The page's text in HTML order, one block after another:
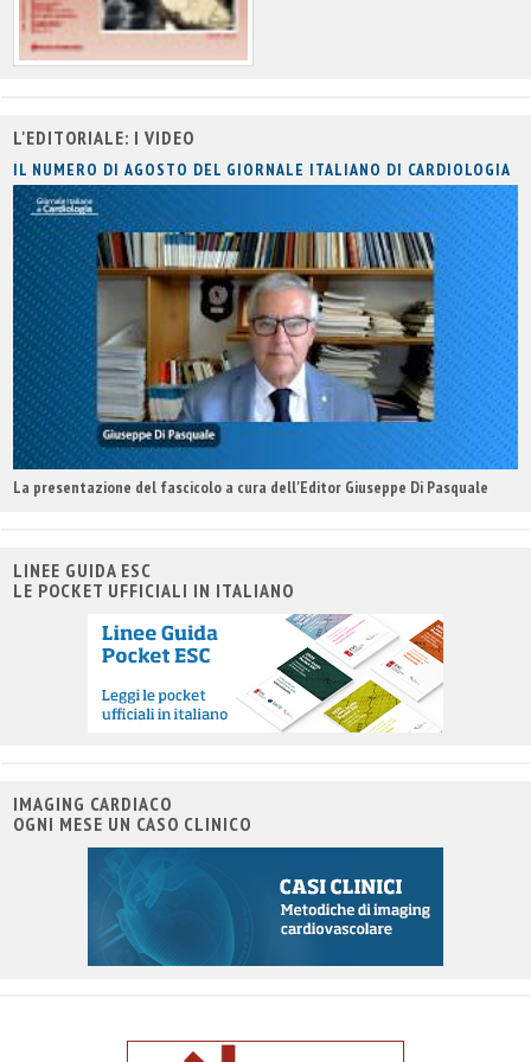
L'EDITORIALE: I VIDEO
IL NUMERO DI AGOSTO DEL GIORNALE ITALIANO DI CARDIOLOGIA
La presentazione del fascicolo a cura dell'Editor Giuseppe Di Pasquale
LINEE GUIDA ESC
LE POCKET UFFICIALI IN ITALIANO
IMAGING CARDIACO
OGNI MESE UN CASO CLINICO